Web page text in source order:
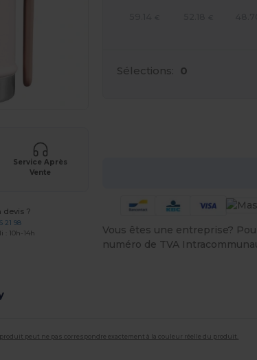
Service Après
Vente
?
21 98
: 10h-14h
Sélections: 0
Vous êtes une entreprise?
numéro de TVA
peut ne pas correspondre exactement à la couleur réelle du produit.